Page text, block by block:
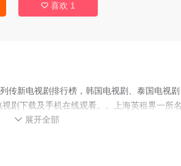
 喜欢 1
传新电视剧排行榜，韩国电视剧、泰国电视
剧下载及手机在线观看。。上海英租界一所名
刘嘉玲）心事迥异，一个想同某个男人建立
狎妓的男人则抛出金钱、权力与性，见招拆招
 展开全部